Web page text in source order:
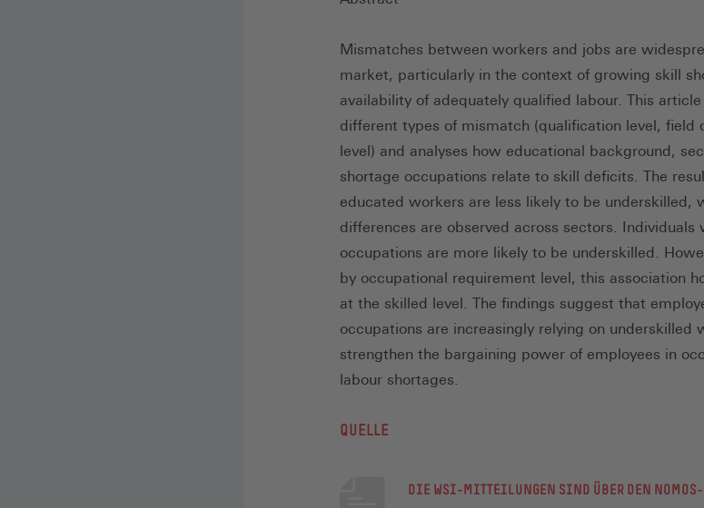
Mismatches between workers and jobs are
market, particularly in the context of growing skill
availability of adequately qualified labour. This
different types of mismatch (qualification level, field
level) and analyses how educational background,
shortage occupations relate to skill deficits. The
educated workers are less likely to be underskilled,
differences are observed across sectors. Individuals
occupations are more likely to be underskilled.
by occupational requirement level, this association
at the skilled level. The findings suggest that
occupations are increasingly relying on underskilled
strengthen the bargaining power of employees in
labour shortages.
QUELLE
DIE WSI-MITTEILUNGEN SIND ÜBER DEN NOMOS-